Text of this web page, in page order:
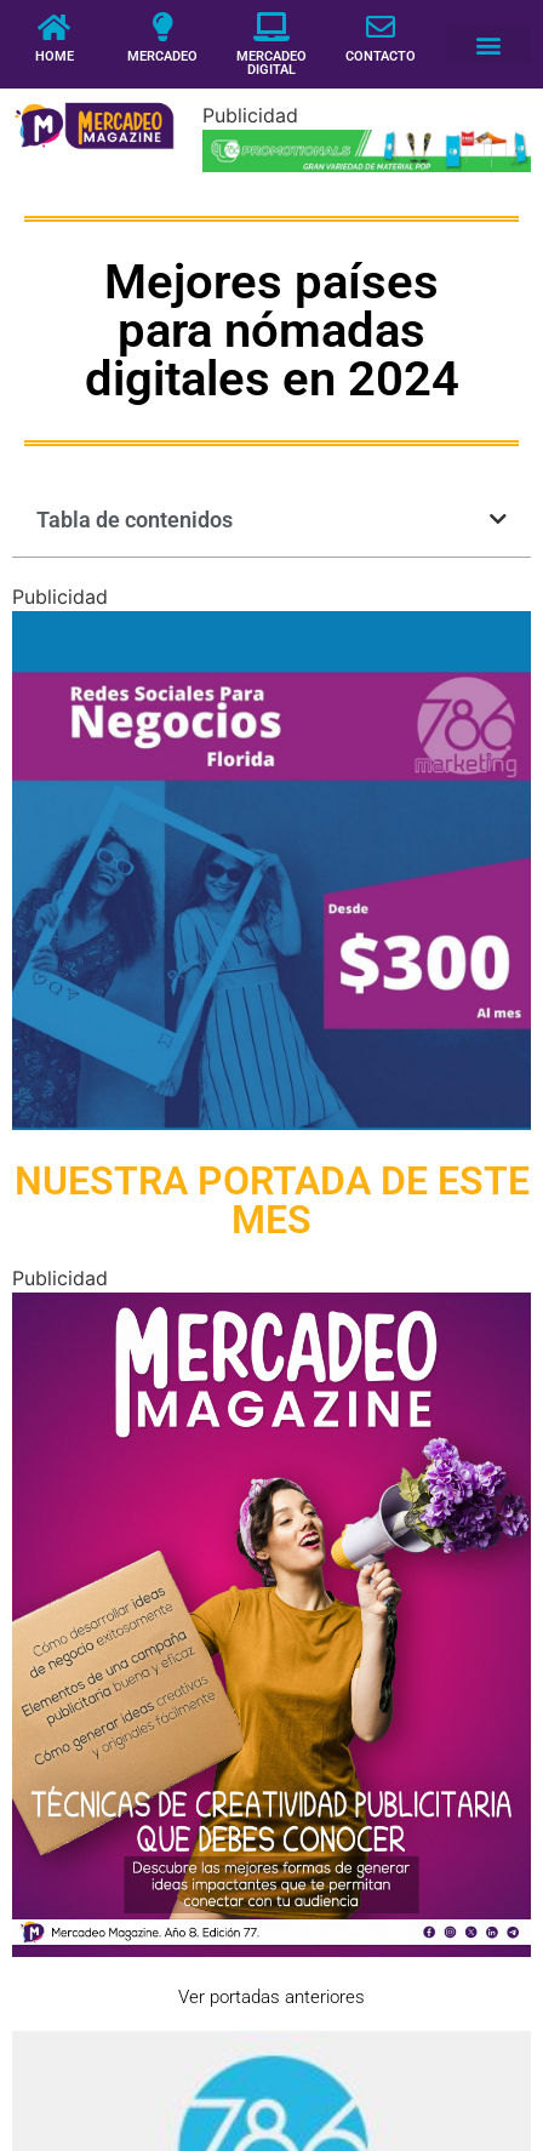
HOME MERCADEO
MERCADEO
DIGITAL
CONTACTO
Publicidad
Mejores países
para nómadas
digitales en 2024
Tabla de contenidos
Publicidad
NUESTRA PORTADA DE ESTE
MES
Publicidad
Ver portadas anteriores